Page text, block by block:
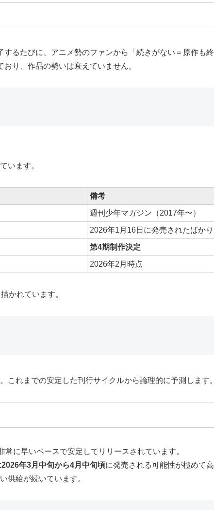
るたびに、アニメ勢のファンから「続きがない＝原作も
り、作品の勢いは衰えていません。
います。
備考
週刊少年マガジン（2017年〜）
2026年1月16日に発売されたばかり
第4期制作決定
2026年2月時点
かれています。
れまでの安定した刊行サイクルから論理的に予測します。
に早いペースで安定してリリースされています。
年3月中旬から4月中旬頃に発売される可能性が極めて高
供給が続いています。